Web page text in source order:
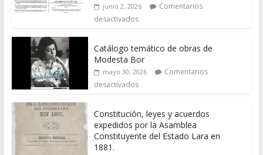
junio 2, 2026
Comentarios
desactivados
Catálogo temático de obras de
Modesta Bor
mayo 30, 2026
Comentarios
desactivados
Constitución, leyes y acuerdos
expedidos por la Asamblea
Constituyente del Estado Lara en
1881.